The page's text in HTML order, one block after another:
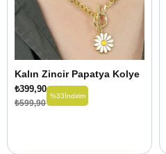
Kalın Zincir Papatya Kolye
₺399,90
₺599,90
%33İndirim